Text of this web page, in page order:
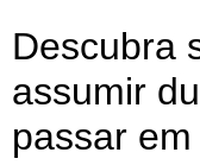
Descubra
assumir
passar